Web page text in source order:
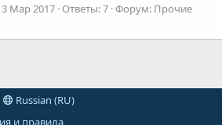
3 Мар 2017 Ответы: 7 Форум: Прочие
Russian (RU)
и правила